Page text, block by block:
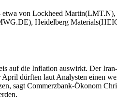
- etwa von Lockheed
Heidelberg
auf die Inflation auswirkt. Der
dürften laut Analysten einen
sagt Commerzbank-Ökonom